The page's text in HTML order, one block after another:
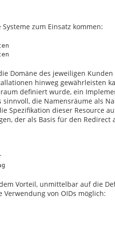
zum Einsatz kommen:
Domäne des jeweiligen
hinweg gewährleisten
definiert wurde, ein
sinnvoll, die Namensräume als
Spezifikation dieser Resource
der als Basis für den Redirect
Vorteil, unmittelbar auf die
von OIDs möglich: